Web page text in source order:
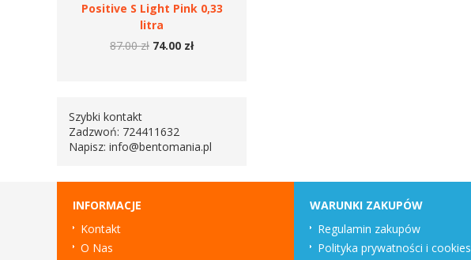
Positive S Light Pink 0,33
litra
87.00 zł 74.00 zł
Szybki kontakt
Zadzwoń: 724411632
Napisz: info@bentomania.pl
INFORMACJE
Kontakt
O Nas
WARUNKI ZAKUPÓW
Regulamin zakupów
Polityka prywatności i cookies